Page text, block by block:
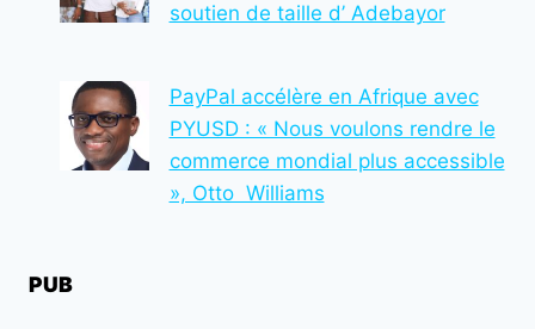
soutien de taille d’ Adebayor
PayPal accélère en Afrique avec
PYUSD : « Nous voulons rendre le
commerce mondial plus accessible
», Otto Williams
PUB